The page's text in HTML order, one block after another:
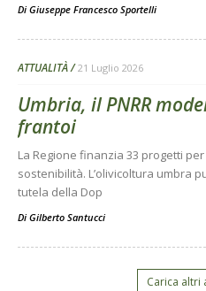
Di Giuseppe Francesco Sportelli
ATTUALITÀ 21 Luglio 2026
Umbria, il PNRR
frantoi
La Regione finanzia 33 progetti
sostenibilità. L’olivicoltura umbra
tutela della Dop
Di Gilberto Santucci
Carica altri